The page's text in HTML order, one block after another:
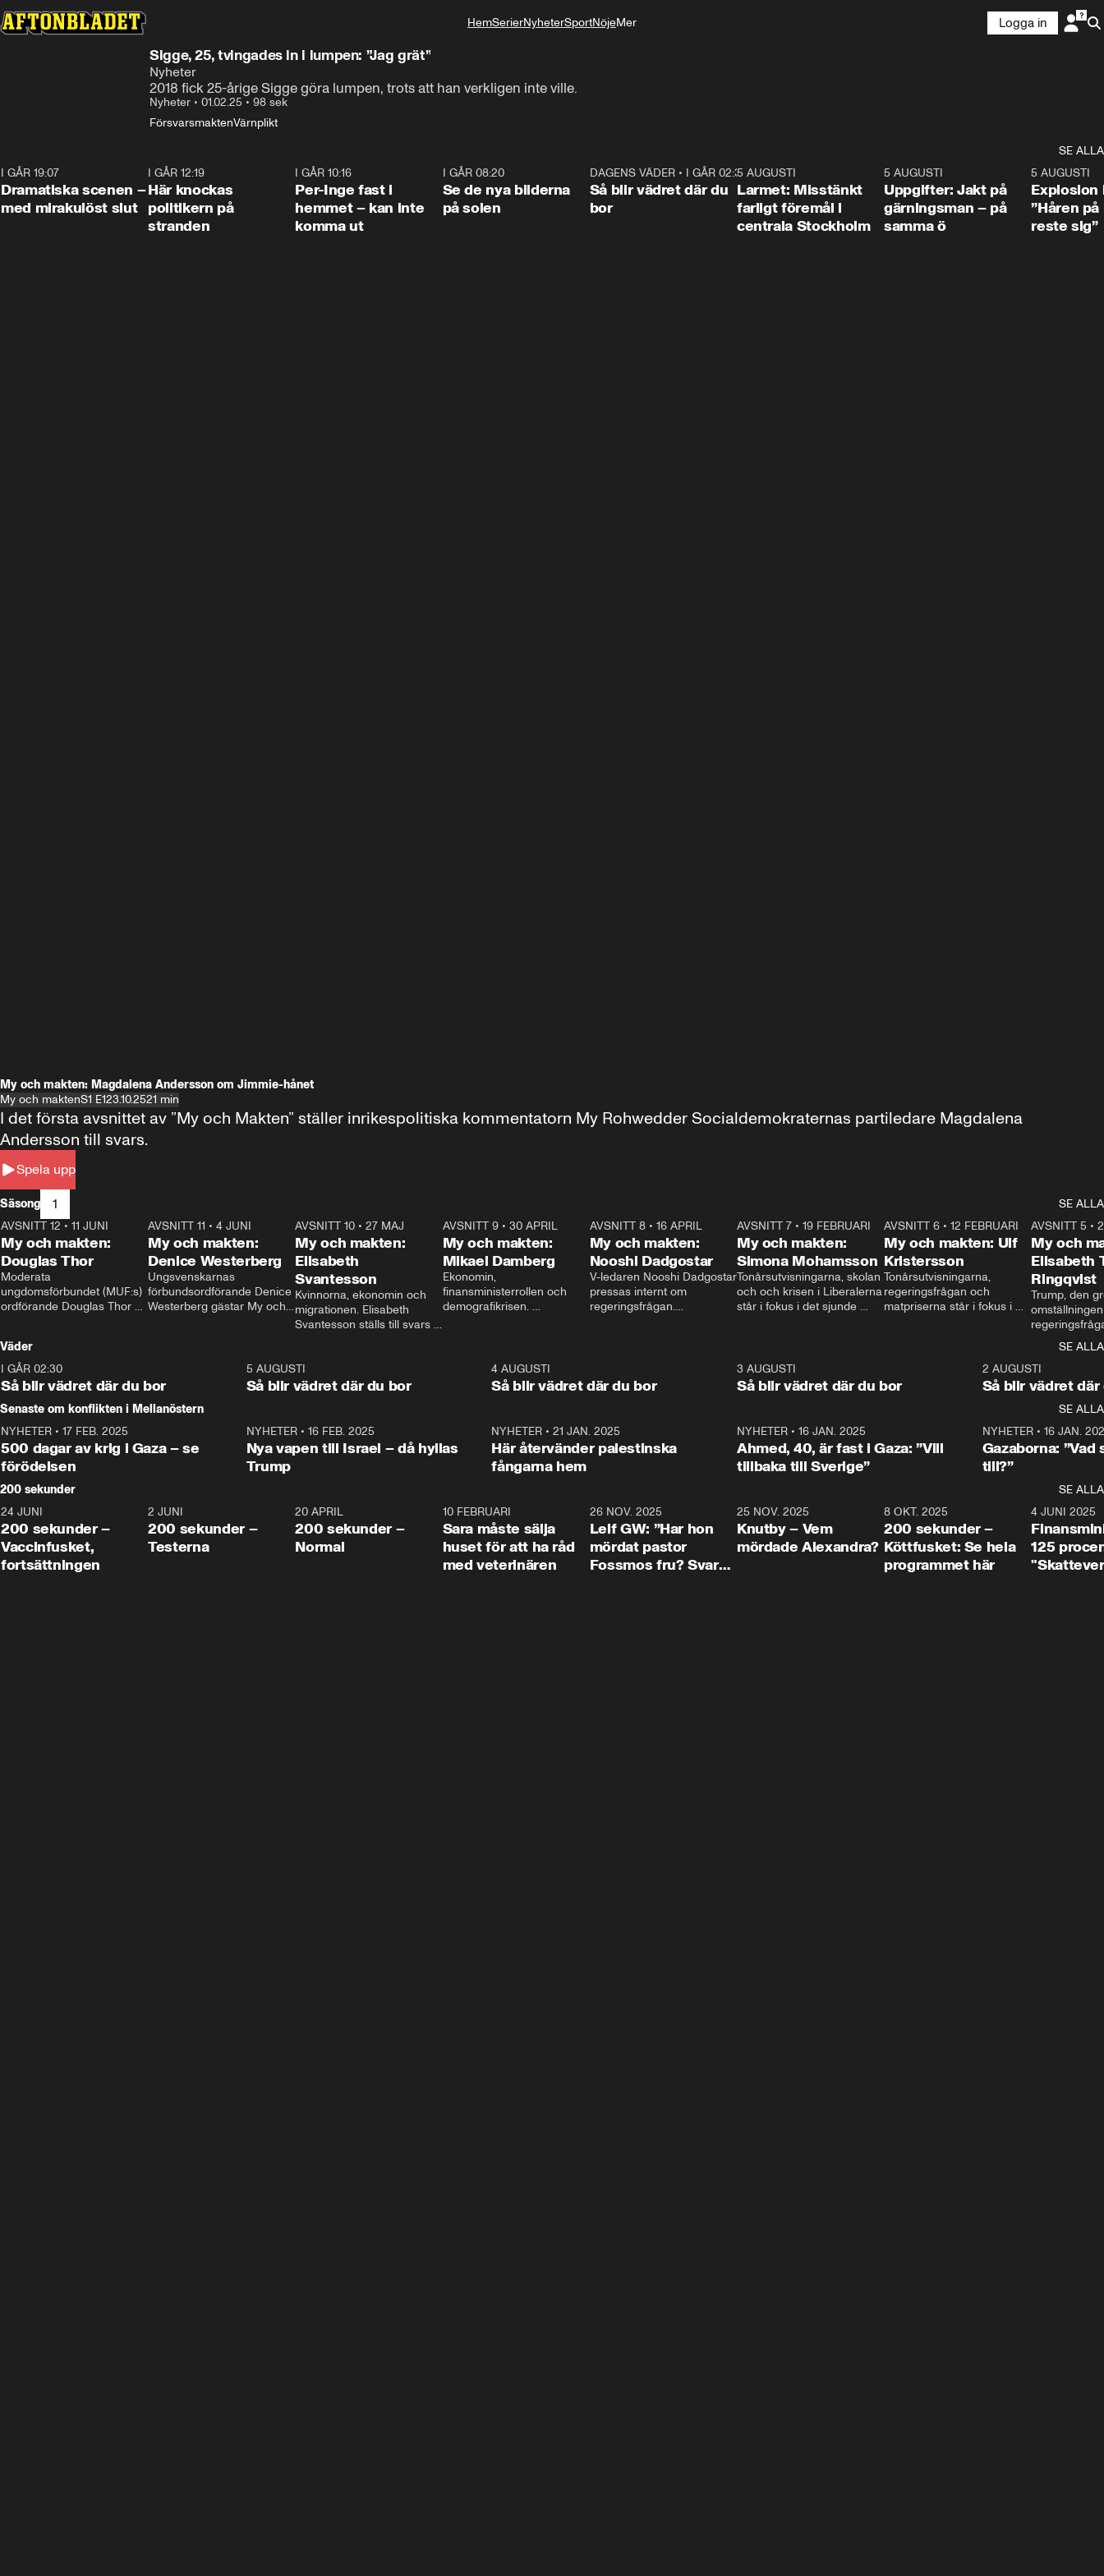
HemSerierNyheterSportNöjeMer
Logga in
Sigge, 25, tvingades in i lumpen: ”Jag grät”
Nyheter
2018 fick 25-årige Sigge göra lumpen, trots att han verkligen inte ville.
Nyheter • 01.02.25 • 98 sek
FörsvarsmaktenVärnplikt
SE ALLA
I GÅR 19:07
Dramatiska scenen –
med mirakulöst slut
I GÅR 12:19
Här knockas
politikern på
stranden
I GÅR 10:16
Per-Inge fast i
hemmet – kan inte
komma ut
I GÅR 08:20
Se de nya bilderna
på solen
1:06
DAGENS VÄDER• I GÅR 02:30
Så blir vädret där du
bor
0:35
5 AUGUSTI
Larmet: Misstänkt
farligt föremål i
centrala Stockholm
0:33
5 AUGUSTI
Uppgifter: Jakt på
gärningsman – på
samma ö
5 AUGUSTI
Explosion
”Håren
reste sig”
My och makten: Magdalena Andersson om Jimmie-hånet
My och maktenS1 E123.10.2521 min
Spela upp
I det första avsnittet av ”My och Makten” ställer inrikespolitiska kommentatorn My Rohwedder Socialdemokraternas partiledare Magdalena
Andersson till svars.
Säsong 1
SE ALLA
26:27
AVSNITT 12 • 11 JUNI
My och makten:
Douglas Thor
Moderata
ungdomsförbundet (MUF:s)
ordförande Douglas Thor
tonårsutvisningarna och hur
Moderaterna ska locka
väljare till valet i höst.
23:40
AVSNITT 11 •4 JUNI
My och makten:
Denice Westerberg
Ungsvenskarnas
förbundsordförande Denice
Westerberg gästar My och
AVSNITT 10 •27 MAJ
My och makten:
Elisabeth
Svantesson
Kvinnorna, ekonomin och
migrationen. Elisabeth
Svantesson ställs till svars
AVSNITT 9• 30 APRIL
My och makten:
Mikael Damberg
Ekonomin,
finansministerrollen och
demografikrisen.
och Makten.
AVSNITT 8• 16 APRIL
My och makten:
Nooshi Dadgostar
V-ledaren Nooshi Dadgostar
pressas internt om
regeringsfrågan.
– Vi ställer upp i val. Ska vi
vara med så sitter vi förstås
24:30
AVSNITT 7• 19 FEBRUARI
My och makten:
Simona Mohamsson
Tonårsutvisningarna, skolan
och och krisen i Liberalerna
står i fokus i det sjunde
kommentator My
Rohwedder ställer
utbildnings- och
Mohamsson till svars.
27:30
AVSNITT 6 •12 FEBRUARI
My och makten: Ulf
Kristersson
Tonårsutvisningarna,
regeringsfrågan och
matpriserna står i fokus i
Rohwedder ställer
statsminister Ulf Kristersson
AVSNITT 5 •
My och
Elisabeth
Ringqvist
Trump, den
centrum i
avsnittet av
Makten”. Se
Aftonbladets
Rohwedder
Thand Ring
Väder
SE ALLA
I GÅR 02:30
Så blir vädret där du bor
1:06
5 AUGUSTI
Så blir vädret där du bor
4 AUGUSTI
Så blir vädret där du bor
3 AUGUSTI
Så blir vädret där du bor
2 AUGUSTI
Så blir vädret där
Senaste om konflikten i Mellanöstern
SE ALLA
NYHETER • 17 FEB. 2025
500 dagar av krig i Gaza – se
förödelsen
NYHETER• 16 FEB. 2025
Nya vapen till Israel – då hyllas
Trump
NYHETER •21 JAN. 2025
Här återvänder palestinska
fångarna hem
NYHETER• 16 JAN. 2025
Ahmed, 40, är fast i Gaza: ”Vill
tillbaka till Sverige”
NYHETER• 16 JAN.
Gazaborna:
till?”
200 sekunder
SE ALLA
5:00
24 JUNI
200 sekunder –
Vaccinfusket,
fortsättningen
4:23
2 JUNI
200 sekunder –
Testerna
20 APRIL
200 sekunder –
Normal
10 FEBRUARI
Sara måste sälja
huset för att ha råd
med veterinären
26 NOV. 2025
Leif GW: ”Har hon
mördat pastor
Fossmos fru? Svar
31:05
25 NOV. 2025
Knutby – Vem
mördade Alexandra?
4:29
8 OKT. 2025
200 sekunder –
Köttfusket: Se hela
programmet här
4 JUNI 2025
125